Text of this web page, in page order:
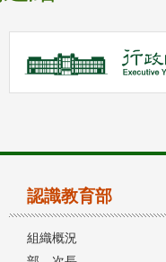
認識教育部
組織概況